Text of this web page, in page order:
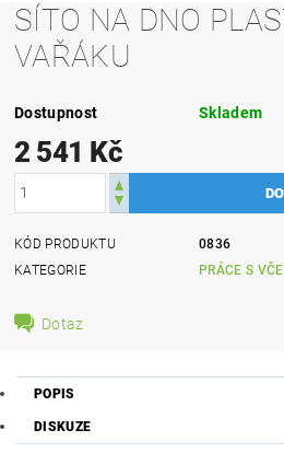
SÍTO NA DNO
VAŘÁKU
Dostupnost Skladem
2 541 Kč
KÓD PRODUKTU
0836
KATEGORIE
PRÁCE S
Dotaz
POPIS
DISKUZE